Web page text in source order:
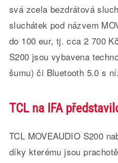
svá zcela bezdrátová
sluchátek pod názvem
do 100 eur, tj. cca 2 700
S200 jsou vybavena
šumu) či Bluetooth 5.0 s
TCL na IFA
TCL MOVEAUDIO S200
díky kterému jsou